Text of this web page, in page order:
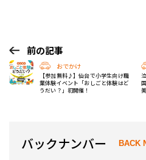
前の記事
おでかけ
【参加無料♪】仙台で小学生向け職
業体験イベント「おしごと体験はど
うだい？」初開催！
バックナンバー BACK